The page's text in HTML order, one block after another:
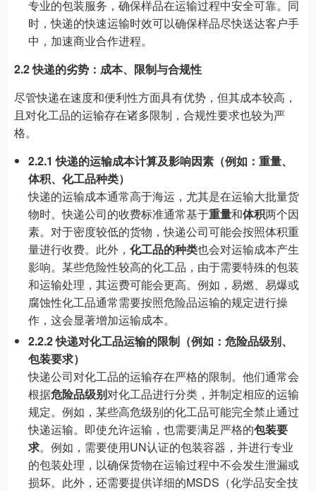
专业的包装服务，确保样品在运输过程中安全可靠。同
时，快递的快速运输时效可以确保样品尽快送达客户手
中，加速商业合作进程。
2.2 快递的劣势：成本、限制与合规性
尽管快递在速度和便利性方面具有优势，但其成本较高，
且对化工品的运输存在诸多限制，合规性要求也较为严
格。
2.2.1 快递的运输成本计算及影响因素（例如：重量、
体积、化工品种类）
快递的运输成本通常高于海运，尤其是在运输大批量货
物时。快递公司的收费标准通常基于重量和体积两个因
素。对于密度较低的货物，快递公司可能会按照体积重
量进行收费。此外， 化工品的种类也会对运输成本产生
影响。某些危险性较高的化工品，由于需要特殊的包装
和运输处理，其运费可能会更高。例如，易燃、易爆或
腐蚀性化工品通常需要按照危险品运输的规定进行操
作，这会显著增加运输成本。
2.2.2 快递对化工品运输的限制（例如：危险品级别、
包装要求）
快递公司对化工品的运输存在严格的限制。他们通常会
根据危险品级别对化工品进行分类，并制定相应的运输
规定。例如，某些高危级别的化工品可能完全禁止通过
快递运输。即使允许运输，也需要满足严格的包装要
求。例如，需要使用UN认证的包装容器，并进行专业
的包装处理，以确保货物在运输过程中不会发生泄漏或
损坏。此外，还需要提供详细的MSDS（化学品安全技